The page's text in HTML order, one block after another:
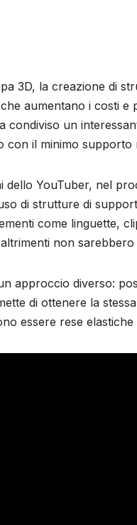
3D, la creazione di
aumentano i costi
condiviso un
con il minimo
dello YouTuber, nel
di strutture di
come linguette,
non
approccio diverso:
di ottenere la
essere rese